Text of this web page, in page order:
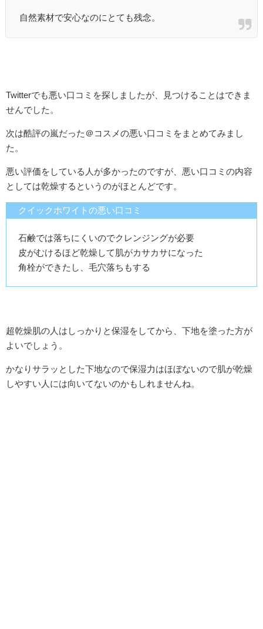
自然素材で安心なのにとても残念。
Twitterでも悪い口コミを探しましたが、見つけることはできま
せんでした。
次は酷評の嵐だった＠コスメの悪い口コミをまとめてみまし
た。
悪い評価をしている人が多かったのですが、悪い口コミの内容
としては乾燥するというのがほとんどです。
クイックホワイトの悪い口コミ
石鹸では落ちにくいのでクレンジングが必要
皮がむけるほど乾燥して肌がカサカサになった
角栓ができたし、毛穴落ちもする
超乾燥肌の人はしっかりと保湿をしてから、下地を塗った方が
よいでしょう。
かなりサラッとした下地なので保湿力はほぼないので肌が乾燥
しやすい人には向いてないのかもしれませんね。